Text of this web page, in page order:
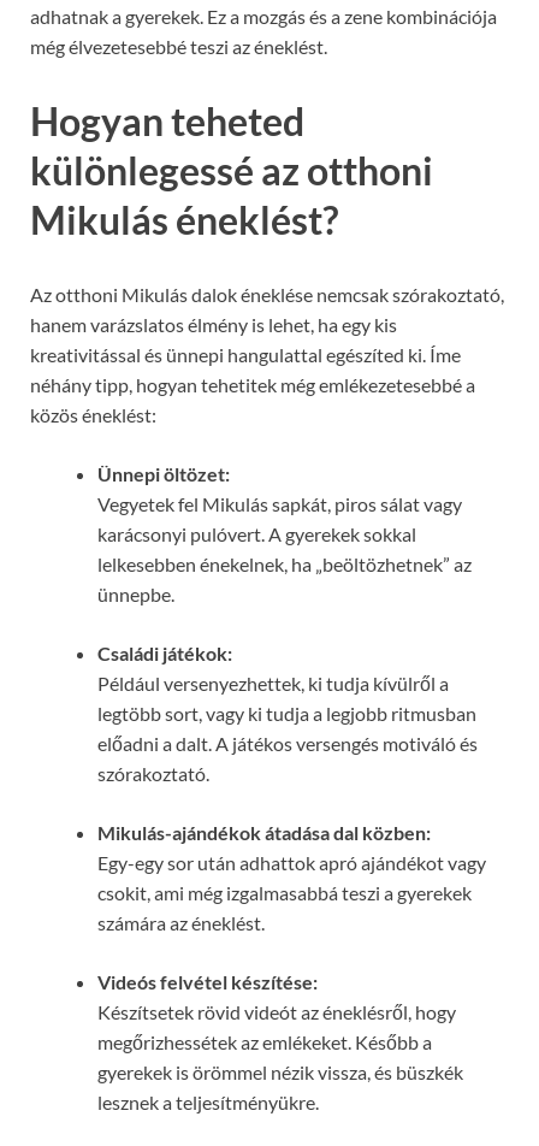
adhatnak a gyerekek. Ez a mozgás és a zene kombinációja
még élvezetesebbé teszi az éneklést.
Hogyan teheted
különlegessé az otthoni
Mikulás éneklést?
Az otthoni Mikulás dalok éneklése nemcsak szórakoztató,
hanem varázslatos élmény is lehet, ha egy kis
kreativitással és ünnepi hangulattal egészíted ki. Íme
néhány tipp, hogyan tehetitek még emlékezetesebbé a
közös éneklést:
Ünnepi öltözet:
Vegyetek fel Mikulás sapkát, piros sálat vagy
karácsonyi pulóvert. A gyerekek sokkal
lelkesebben énekelnek, ha „beöltözhetnek” az
ünnepbe.
Családi játékok:
Például versenyezhettek, ki tudja kívülről a
legtöbb sort, vagy ki tudja a legjobb ritmusban
előadni a dalt. A játékos versengés motiváló és
szórakoztató.
Mikulás-ajándékok átadása dal közben:
Egy-egy sor után adhattok apró ajándékot vagy
csokit, ami még izgalmasabbá teszi a gyerekek
számára az éneklést.
Videós felvétel készítése:
Készítsetek rövid videót az éneklésről, hogy
megőrizhessétek az emlékeket. Később a
gyerekek is örömmel nézik vissza, és büszkék
lesznek a teljesítményükre.